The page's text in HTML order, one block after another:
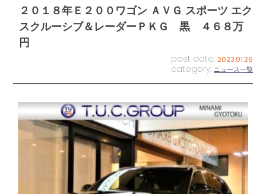
２０１８年Ｅ２００ワゴン ＡＶＧ スポーツ エク
スクルーシブ＆レーダーＰＫＧ 黒 ４６８万
円
post date: 2023.01.26
category: ニュース一覧